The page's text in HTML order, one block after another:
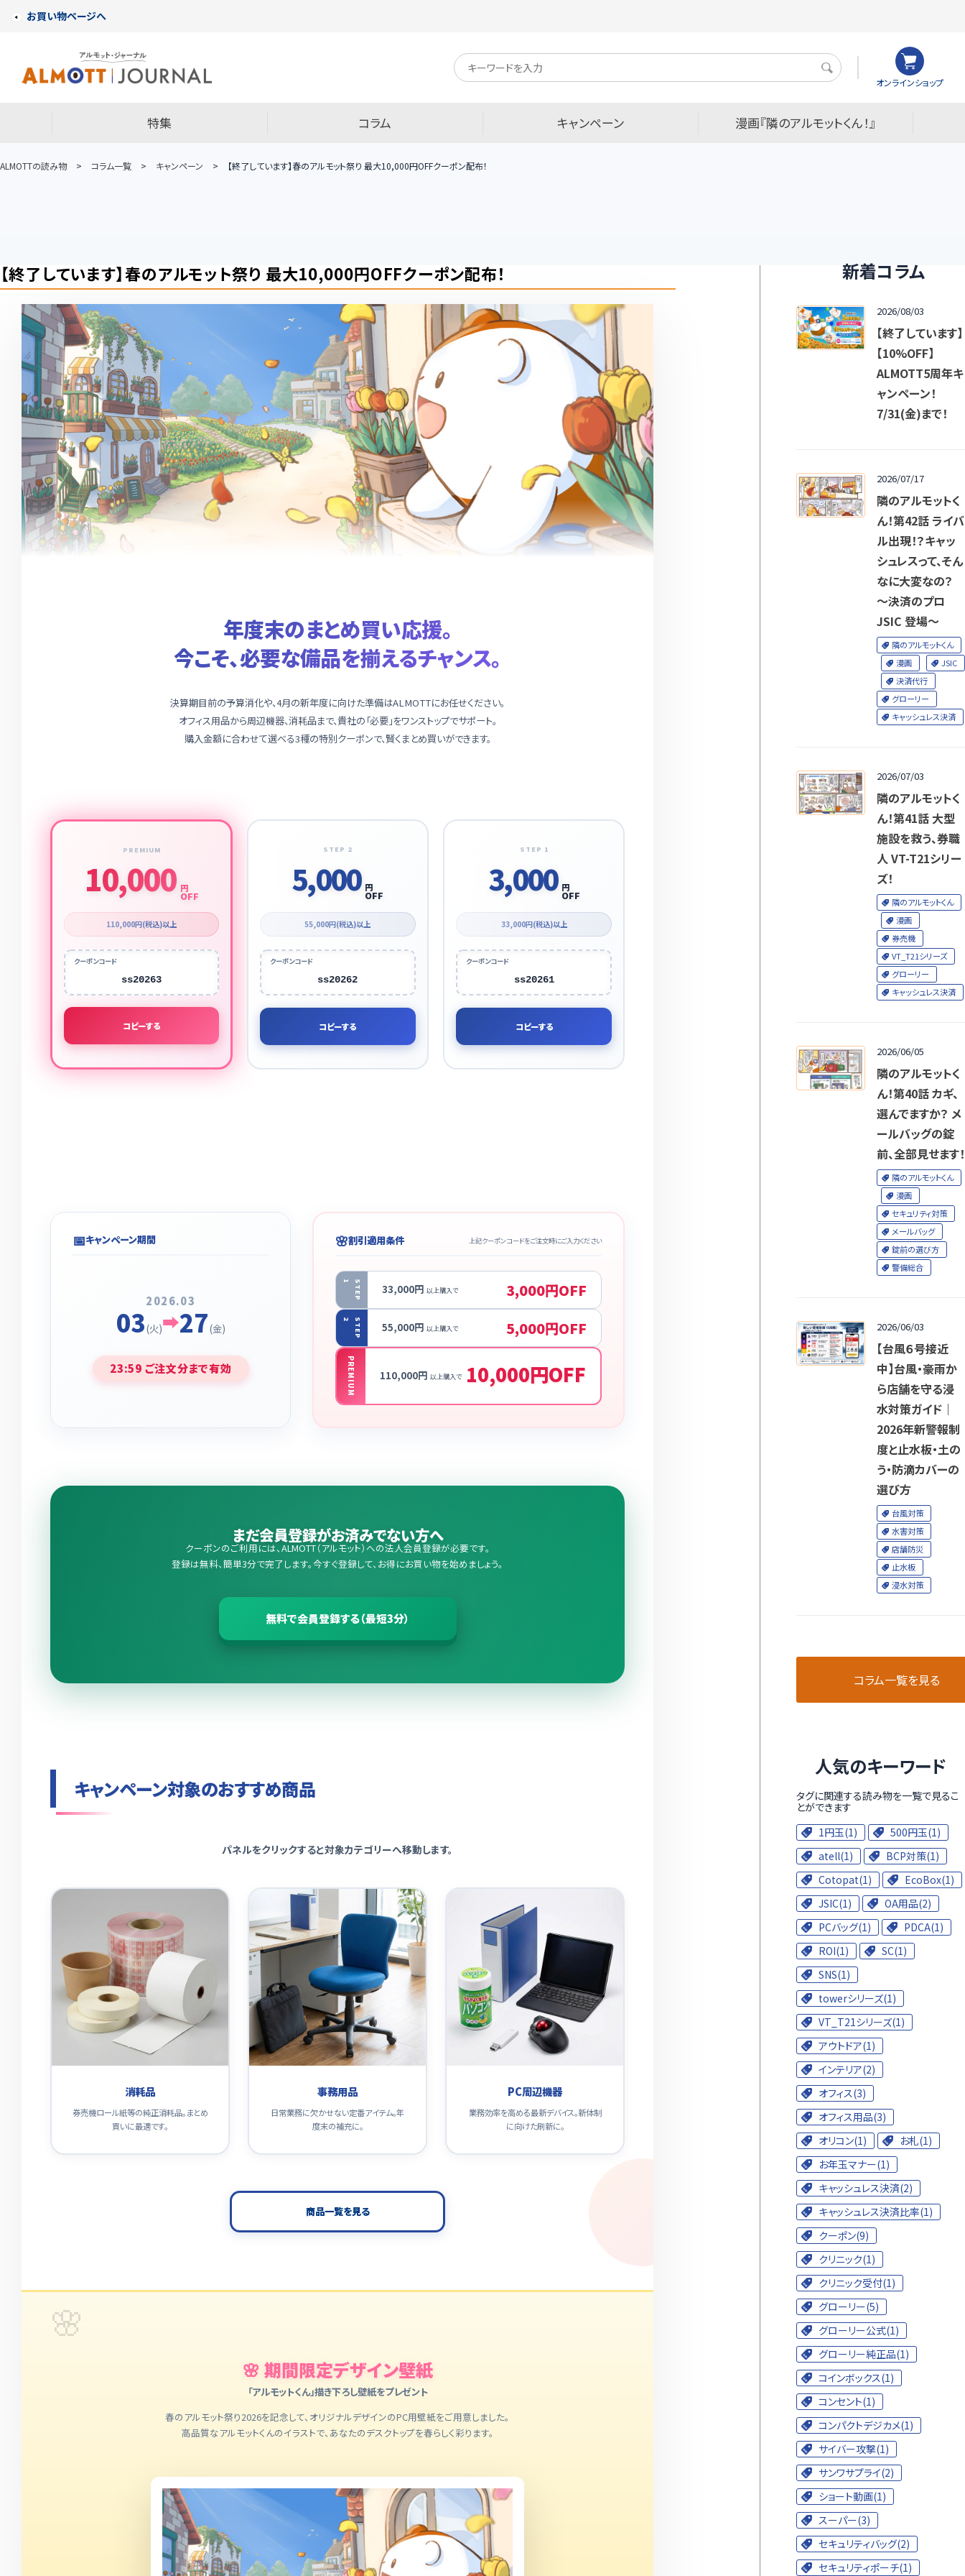
お買い物ページへ
キ
ワ
検
索
オンラインショップ
特集 コラム キャンペーン 漫画『隣のアルモットくん！』
ALMOTTの読み物 > コラム一覧 > キャンペーン > 【終了しています】春のアルモット祭り 最大10,000円OFFクーポン配布！
【終了しています】春のアルモット祭り 最大10,000円OFFクーポン配布！
年度末のまとめ買い応援。
今こそ、必要な備品を揃えるチャンス。
決算期目前の予算消化や、4月の新年度に向けた準備はALMOTTにお任せください。
オフィス用品から周辺機器、消耗品まで、貴社の「必要」をワンストップでサポート。
購入金額に合わせて選べる3種の特別クーポンで、賢くまとめ買いができます。
PREMIUM
10,000 円
OFF
110,000円(税込)以上
ss20263
コピーする
STEP 2
5,000 円
OFF
55,000円(税込)以上
ss20262
コピーする
STEP 1
3,000 円
OFF
33,000円(税込)以上
ss20261
コピーする
📅キャンペーン期間
2026.03
03(火)➡27(金)
23:59 ご注文分まで有効
🌸割引適用条件 上記クーポンコードをご注文時にご入力ください
S
T
E
P
1
33,000円 以上購入で 3,000円OFF
S
T
E
P
2
55,000円 以上購入で 5,000円OFF
PREMIUM 110,000円 以上購入で 10,000円OFF
まだ会員登録がお済みでない方へ
クーポンのご利用には、ALMOTT（アルモット）への法人会員登録が必要です。
登録は無料、簡単3分で完了します。今すぐ登録して、お得にお買い物を始めましょう。
無料で会員登録する（最短3分）
キャンペーン対象のおすすめ商品
パネルをクリックすると対象カテゴリーへ移動します。
消耗品
券売機ロール紙等の純正消耗品。まとめ
買いに最適です。
事務用品
日常業務に欠かせない定番アイテム。年
度末の補充に。
PC周辺機器
業務効率を高める最新デバイス。新体制
に向けた刷新に。
商品一覧を見る
🌸 期間限定デザイン壁紙
「アルモットくん」描き下ろし壁紙をプレゼント
春のアルモット祭り2026を記念して、オリジナルデザインのPC用壁紙をご用意しました。
高品質なアルモットくんのイラストで、あなたのデスクトップを春らしく彩ります。
新着コラム
2026/08/03
【終了しています】
【10%OFF】
ALMOTT5周年キ
ャンペーン！
7/31(金)まで！
2026/07/17
隣のアルモットく
ん！第42話 ライバ
ル出現！？キャッ
シュレスって、そん
なに大変なの？
～決済のプロ
JSIC 登場～
隣のアルモットくん
漫画
JSIC
決済代行
グローリー
キャッシュレス決済
2026/07/03
隣のアルモットく
ん！第41話 大型
施設を救う、券職
人 VT-T21シリー
ズ！
隣のアルモットくん
漫画
券売機
VT_T21シリーズ
グローリー
キャッシュレス決済
2026/06/05
隣のアルモットく
ん！第40話 カギ、
選んでますか？ メ
ールバッグの錠
前、全部見せます！
隣のアルモットくん
漫画
セキュリティ対策
メールバッグ
錠前の選び方
警備総合
2026/06/03
【台風６号接近
中】台風・豪雨か
ら店舗を守る浸
水対策ガイド｜
2026年新警報制
度と止水板・土の
う・防滴カバーの
選び方
台風対策
水害対策
店舗防災
止水板
浸水対策
コラム一覧を見る
人気のキーワード
タグに関連する読み物を一覧で見るこ
とができます
1円玉(1)
500円玉(1)
atell(1)
BCP対策(1)
Cotopat(1)
EcoBox(1)
JSIC(1)
OA用品(2)
PCバッグ(1)
PDCA(1)
ROI(1)
SC(1)
SNS(1)
towerシリーズ(1)
VT_T21シリーズ(1)
アウトドア(1)
インテリア(2)
オフィス(3)
オフィス用品(3)
オリコン(1)
お札(1)
お年玉マナー(1)
キャッシュレス決済(2)
キャッシュレス決済比率(1)
クーポン(9)
クリニック(1)
クリニック受付(1)
グローリー(5)
グローリー公式(1)
グローリー純正品(1)
コインボックス(1)
コンセント(1)
コンパクトデジカメ(1)
サイバー攻撃(1)
サンワサプライ(2)
ショート動画(1)
スーパー(3)
セキュリティバッグ(2)
セキュリティポーチ(1)